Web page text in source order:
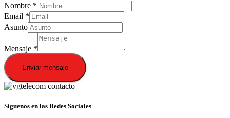
Nombre *
Email *
Asunto
Mensaje *
Enviar mensaje
Síguenos en las Redes Sociales